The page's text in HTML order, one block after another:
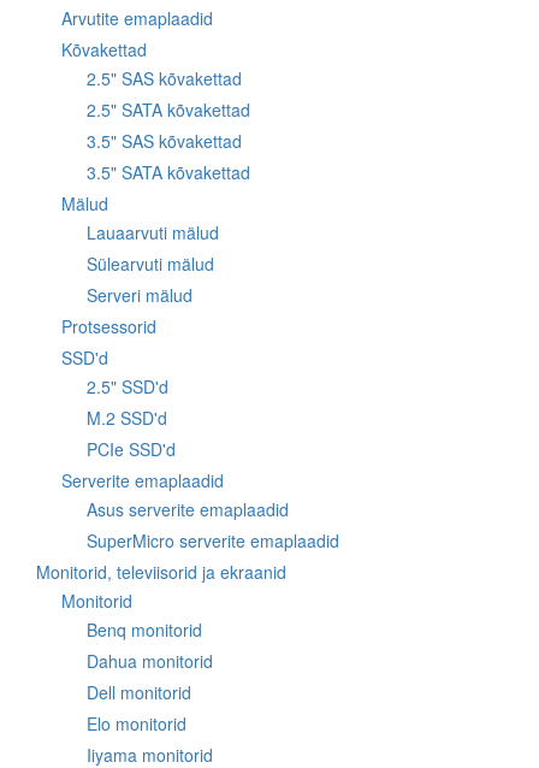
Arvutite emaplaadid
Kõvakettad
2.5" SAS kõvakettad
2.5" SATA kõvakettad
3.5" SAS kõvakettad
3.5" SATA kõvakettad
Mälud
Lauaarvuti mälud
Sülearvuti mälud
Serveri mälud
Protsessorid
SSD'd
2.5" SSD'd
M.2 SSD'd
PCIe SSD'd
Serverite emaplaadid
Asus serverite emaplaadid
SuperMicro serverite emaplaadid
Monitorid, televiisorid ja ekraanid
Monitorid
Benq monitorid
Dahua monitorid
Dell monitorid
Elo monitorid
Iiyama monitorid